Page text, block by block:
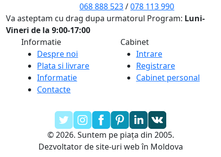
068 888 523/078 113 990
Va asteptam cu drag dupa urmatorul Program: Luni-
Vineri de la 9:00-17:00
Informatie
Despre noi
Plata si livrare
Informatie
Contacte
Cabinet
Intrare
Registrare
Cabinet personal
© 2026. Suntem pe piața din 2005.
Dezvoltator de site-uri web în Moldova